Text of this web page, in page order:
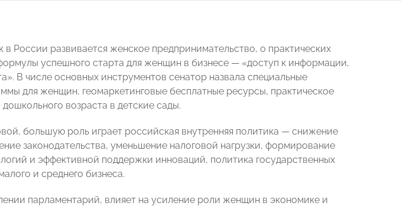
России развивается женское предпринимательство, о практических
успешного старта для женщин в бизнесе — «доступ к информации,
В числе основных инструментов сенатор назвала специальные
для женщин, геомаркетинговые бесплатные ресурсы, практическое
возраста в детские сады.
большую роль играет российская внутренняя политика — снижение
законодательства, уменьшение налоговой нагрузки, формирование
и эффективной поддержки инноваций, политика государственных
и среднего бизнеса.
парламентарий, влияет на усиление роли женщин в экономике и